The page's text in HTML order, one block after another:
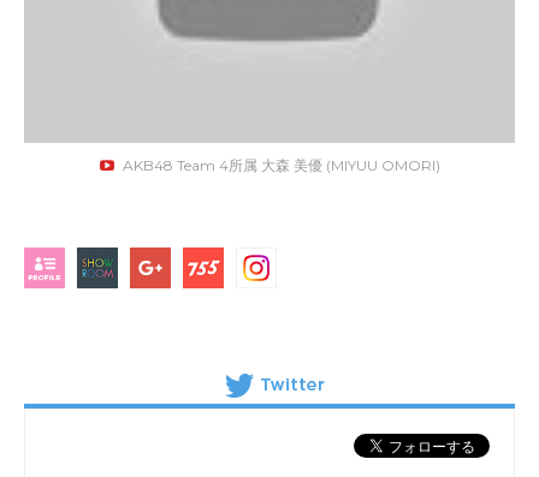
AKB48 Team 4所属 大森 美優 (MIYUU OMORI)